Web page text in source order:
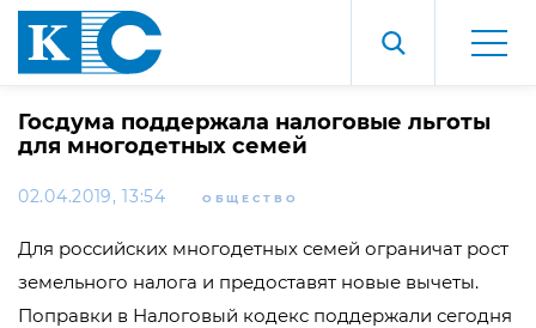
Госдума поддержала налоговые льготы
для многодетных семей
02.04.2019, 13:54 ОБЩЕСТВО
Для российских многодетных семей ограничат рост
земельного налога и предоставят новые вычеты.
Поправки в Налоговый кодекс поддержали сегодня